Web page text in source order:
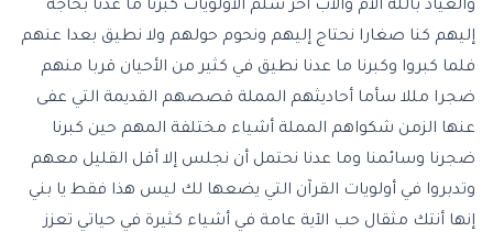
والعياذ بالله الأم والأب آخر سلم الأولويات كبرنا ما عدنا بحاجة
إليهم كنا صغارا نحتاج إليهم ونحوم حولهم ولا نطيق بعدا عنهم
فلما كبروا وكبرنا ما عدنا نطيق في كثير من الأحيان قربا منهم
ضجرا مللا سأما أحاديثهم المملة قصصهم القديمة التي عفى
عنها الزمن شكواهم المملة أشياء مختلفة المهم حين كبرنا
ضجرنا وسائمنا وما عدنا نحتمل أن نجلس إلا أقل القليل معهم
وتدبروا في أولويات القرآن التي يضعها لك ليس هذا فقط يا بني
إنها أنتك مثقال حب الآية عامة في أشياء كثيرة في حياتي تعزز